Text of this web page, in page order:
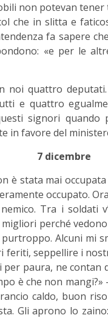
non potevan tener
che in slitta e
fa sapere
«e per le
noi quattro
e quattro
signori
in favore del
7 dicembre
è stata mai
occupato.
Tra i
migliori perché
Alcuni mi
feriti, seppellire i
paura, ne contan
è che non mangi?»
caldo, buon
Gli aprono lo